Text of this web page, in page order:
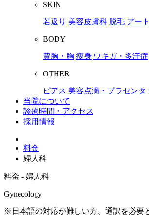
SKIN
若返り 美容皮膚科 脱毛 アー
BODY
豊胸・胸 痩身 ワキガ・多汗症
OTHER
ピアス 美容点滴・プラセンタ
当院について
診療時間・アクセス
採用情報
料金
婦人科
料金 - 婦人科
Gynecology
※日本語の対応が難しい方、通訳を必要